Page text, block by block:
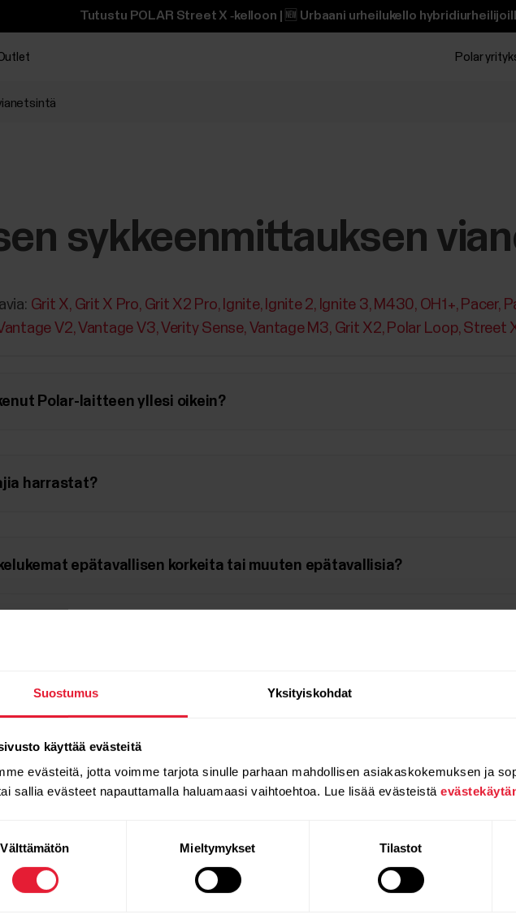
Suostumus Yksityiskohdat
käyttää evästeitä
evästeitä, jotta voimme tarjota sinulle parhaan mahdollisen asiakaskokemuksen ja
sallia evästeet napauttamalla haluamaasi vaihtoehtoa. Lue lisää evästeistä
Välttämätön Mieltymykset Tilastot
Tutustu POLAR Street X ‑kelloon | 🆕 Urbaani urheilukello
Polar
sykkeenmittauksen
Grit X Grit X Pro Grit X2 Pro Ignite Ignite 2 Ignite 3 M430 OH1+ Pacer
V2 Vantage V3 Verity Sense Vantage M3 Grit X2 Polar Loop Street
Polar-laitteen yllesi oikein?
harrastat?
epätavallisen korkeita tai muuten epätavallisia?
(Verity Sense / OH1)
laatu (Grit X2 / Grit X2 Pro / Ignite 3 / Street X / Vantage M3